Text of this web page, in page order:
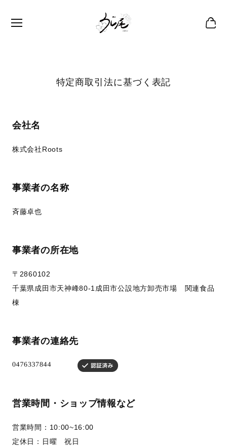
特定商取引法に基づく表記
会社名
株式会社Roots
事業者の名称
斉藤卓也
事業者の所在地
〒2860102
千葉県成田市天神峰80-1成田市公設地方卸売市場 関連食品
棟
事業者の連絡先
営業時間・ショップ情報など
営業時間：10:00~16:00
定休日：日曜 祝日